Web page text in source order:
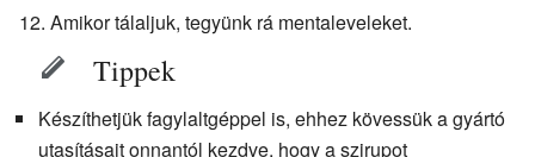
Amikor tálaljuk, tegyünk rá mentaleveleket.
Tippek
Készíthetjük fagylaltgéppel is, ehhez kövessük a gyártó
utasításait onnantól kezdve, hogy a szirupot